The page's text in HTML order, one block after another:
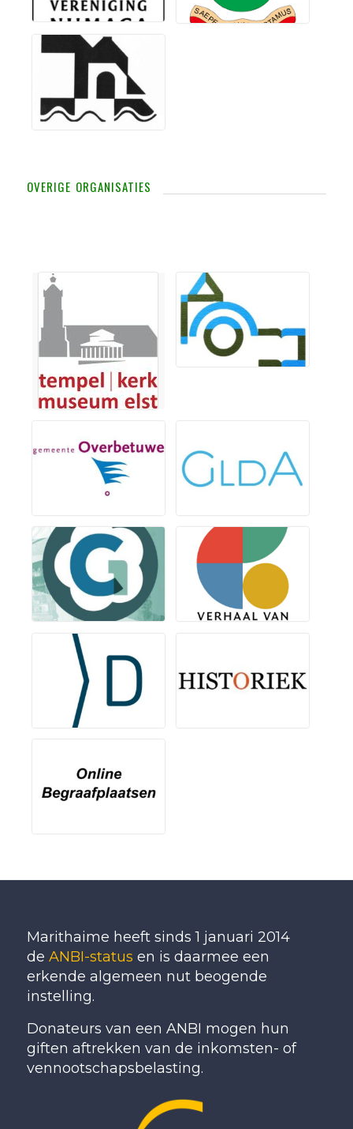
overige organisaties
Marithaime heeft sinds 1 januari 2014
de ANBI-status en is daarmee een
erkende algemeen nut beogende
instelling.
Donateurs van een ANBI mogen hun
giften aftrekken van de inkomsten- of
vennootschapsbelasting.